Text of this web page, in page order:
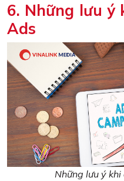
6. Những lưu ý
Ads
Những lưu ý